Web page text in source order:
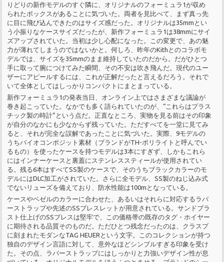
りどりの新作モデルのすぐ隣に、オリジナルのフォーミュラ1が収め
られたボックスがあることに気づいた。両者を見比べて、まず真っ先
に目に飛び込んできたのはサイズ感だった。オリジナルは35mmとい
う小振りなケースサイズだったが、新作フォーミュラ1は38mmにサイ
ズアップされていた。当初は少し心配になった。この変更で、あの魅
力が薄れてしまうのではないかと。何しろ、昨年のKithとのコラボモ
デルでは、サイズを35mmのまま維持していたのだから。だがひとつ
手に取って腕につけてみた瞬間、その不安は吹き飛んだ。現代のユー
ザーにアピールするには、これが正解だったと言えるだろう。それで
いて全体としてはしっかりコンパクトにまとまっている。
新作フォーミュラ1の発表当日、オンライン上ではさまざまな議論が
巻き起こっていた。なかでも多く語られていたのが、“これらはプラス
チック製の時計”という点だ。正直なところ、実物を見る前はその印象
が自分のなかにも少なからず残っていた。ただすべてを一堂に見てみ
ると、それが完全な誤解であったことに気づいた。実際、9モデルの
うちバイオコンポジット素材（ブランドがTH-ポリライトと呼んでい
るもの）を使ったケースを持つモデルは3本にすぎず、しかもこれら
にはインナーケースと裏蓋にステンレススティールが使用されてい
る。残る6本はすべてSS製のケースで、そのうちブラックカラーのモ
デルにはDLC加工がされていた。さらに全モデル、SS製のねじ込み式
でないリューズを備えており、防水性能は100mとなっている。
ケースやベゼルのカラーに合わせた、あるいはそれらに対応するラバ
ーストラップや先述のSSブレスレットが用意されている。サンドブラ
スト仕上げのSSブレスは堅牢で、この価格帯の既存のタグ・ホイヤー
に期待される品質そのものだ。ただひとつ残念だったのは、クラスプ
に刻まれたモダンなTAG HEUERという文字。このコレクションが持つ
独自のデザイン言語に対して、意外なほどシンプルすぎる印象を受け
た。その点、ラバーストラップにはしっかりと力強いデザイン性が息